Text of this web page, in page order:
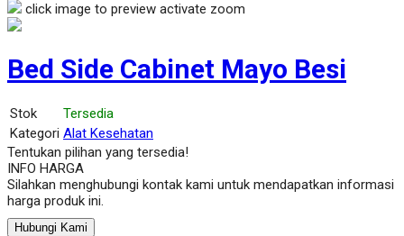
click image to preview activate zoom
Bed Side Cabinet Mayo Besi
Stok
Tersedia
Kategori Alat Kesehatan
Tentukan pilihan yang tersedia!
INFO HARGA
Silahkan menghubungi kontak kami untuk mendapatkan informasi
harga produk ini.
Hubungi Kami